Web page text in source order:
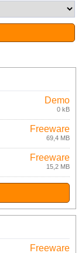
Demo
0 kB
Freeware
69,4 MB
Freeware
15,2 MB
Freeware